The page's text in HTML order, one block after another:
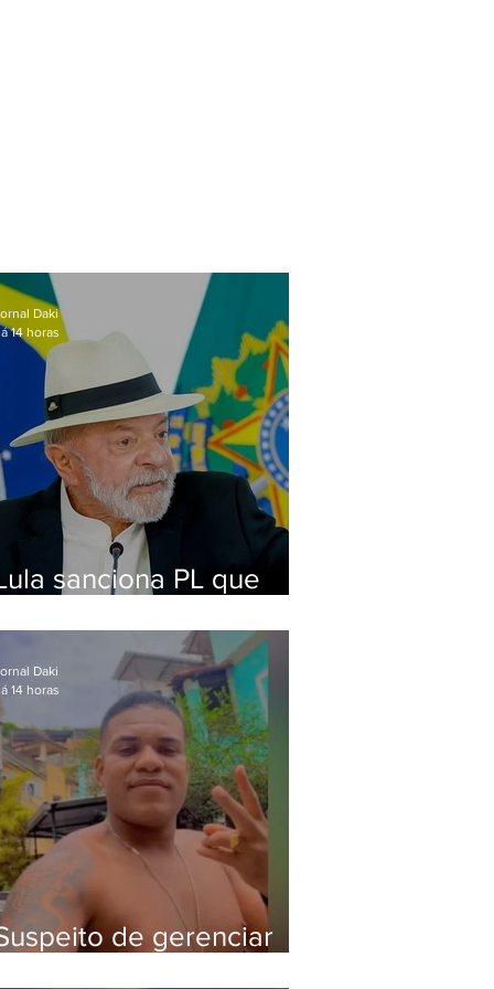
sanciona PL que
contra crianças
Daki
14 horas
de gerenciar
Daki
14 horas